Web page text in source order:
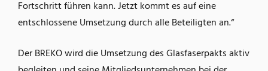
Fortschritt führen kann. Jetzt kommt es auf eine
entschlossene Umsetzung durch alle Beteiligten an.“
Der BREKO wird die Umsetzung des Glasfaserpakts aktiv